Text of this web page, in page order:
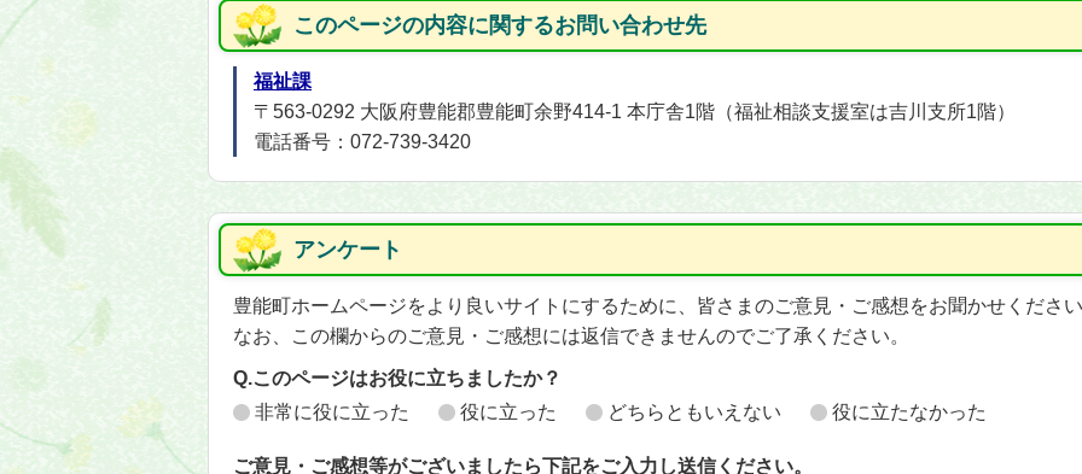
このページの内容に関するお問い合わせ先
福祉課
〒563-0292 大阪府豊能郡豊能町余野414-1 本庁舎1階（福祉相談支援室は吉川支所1階）
電話番号：072-739-3420
アンケート
豊能町ホームページをより良いサイトにするために、皆さまのご意見・ご感想をお聞かせくださ
なお、この欄からのご意見・ご感想には返信できませんのでご了承ください。
Q.このページはお役に立ちましたか？
非常に役に立った
役に立った どちらともいえない 役に立たなかった
ご意見・ご感想等がございましたら下記をご入力し送信ください。